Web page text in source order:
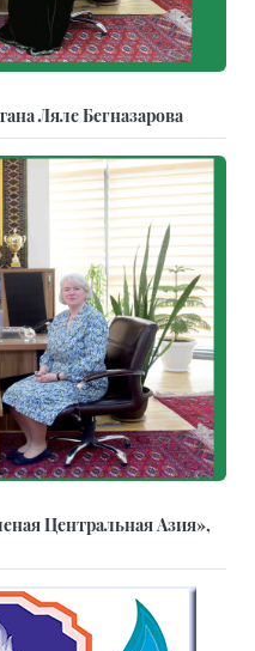
Ляле Бегназарова
Центральная Азия»,